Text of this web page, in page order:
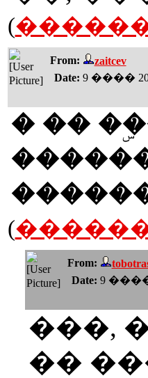
(
From:
zaitcev
Date: 9 ����
�� ��
(
From:
Date: 9 ����
���,
��